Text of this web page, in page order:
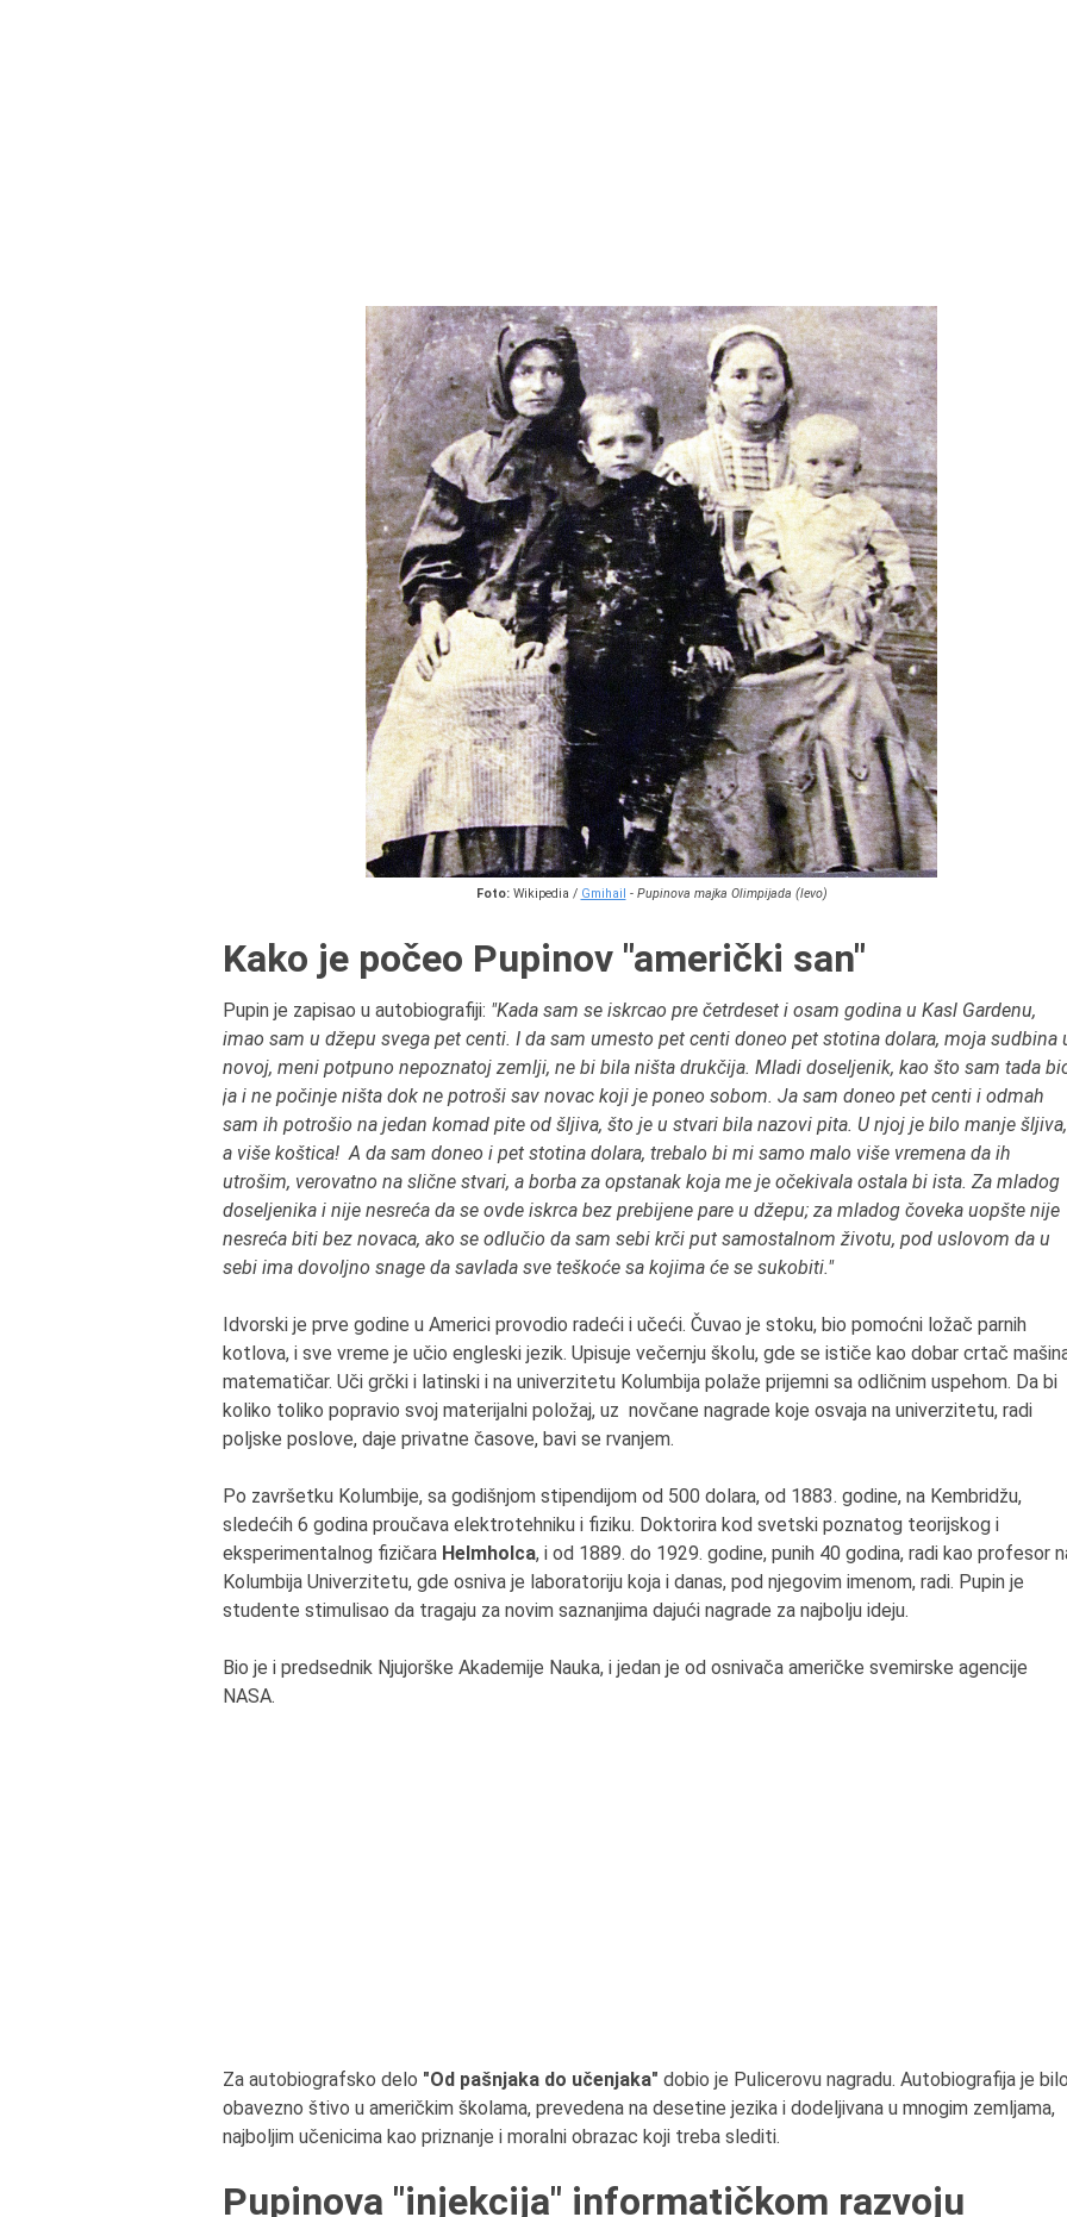
Foto: Wikipedia / Gmihail - Pupinova majka Olimpijada (levo)
Kako je počeo Pupinov "američki san"
Pupin je zapisao u autobiografiji: "Kada sam se iskrcao pre četrdeset i osam godina u Kasl Gardenu,
imao sam u džepu svega pet centi. I da sam umesto pet centi doneo pet stotina dolara, moja sudbina
novoj, meni potpuno nepoznatoj zemlji, ne bi bila ništa drukčija. Mladi doseljenik, kao što sam tada
ja i ne počinje ništa dok ne potroši sav novac koji je poneo sobom. Ja sam doneo pet centi i odmah
sam ih potrošio na jedan komad pite od šljiva, što je u stvari bila nazovi pita. U njoj je bilo manje šljiva,
a više koštica! A da sam doneo i pet stotina dolara, trebalo bi mi samo malo više vremena da ih
utrošim, verovatno na slične stvari, a borba za opstanak koja me je očekivala ostala bi ista. Za mladog
doseljenika i nije nesreća da se ovde iskrca bez prebijene pare u džepu; za mladog čoveka uopšte nije
nesreća biti bez novaca, ako se odlučio da sam sebi krči put samostalnom životu, pod uslovom da u
sebi ima dovoljno snage da savlada sve teškoće sa kojima će se sukobiti."
Idvorski je prve godine u Americi provodio radeći i učeći. Čuvao je stoku, bio pomoćni ložač parnih
kotlova, i sve vreme je učio engleski jezik. Upisuje večernju školu, gde se ističe kao dobar crtač
matematičar. Uči grčki i latinski i na univerzitetu Kolumbija polaže prijemni sa odličnim uspehom. Da bi
koliko toliko popravio svoj materijalni položaj, uz novčane nagrade koje osvaja na univerzitetu, radi
poljske poslove, daje privatne časove, bavi se rvanjem.
Po završetku Kolumbije, sa godišnjom stipendijom od 500 dolara, od 1883. godine, na Kembridžu,
sledećih 6 godina proučava elektrotehniku i fiziku. Doktorira kod svetski poznatog teorijskog i
eksperimentalnog fizičara Helmholca, i od 1889. do 1929. godine, punih 40 godina, radi kao profesor
Kolumbija Univerzitetu, gde osniva je laboratoriju koja i danas, pod njegovim imenom, radi. Pupin je
studente stimulisao da tragaju za novim saznanjima dajući nagrade za najbolju ideju.
Bio je i predsednik Njujorške Akademije Nauka, i jedan je od osnivača američke svemirske agencije
NASA.
Za autobiografsko delo "Od pašnjaka do učenjaka" dobio je Pulicerovu nagradu. Autobiografija je
obavezno štivo u američkim školama, prevedena na desetine jezika i dodeljivana u mnogim zemljama,
najboljim učenicima kao priznanje i moralni obrazac koji treba slediti.
Pupinova "injekcija" informatičkom razvoju